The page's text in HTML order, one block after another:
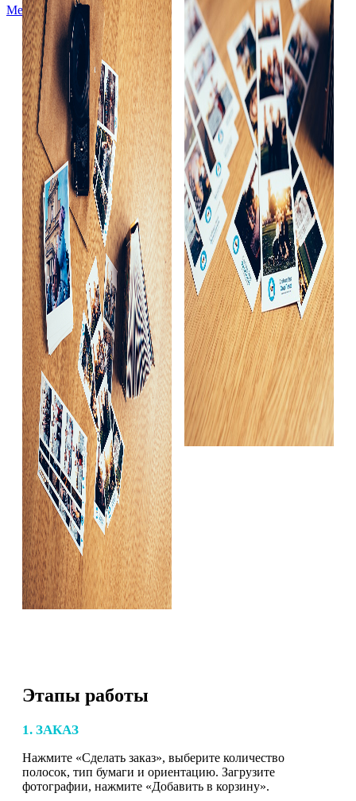
Меню
Этапы работы
1. ЗАКАЗ
Нажмите «Сделать заказ», выберите количество
полосок, тип бумаги и ориентацию. Загрузите
фотографии, нажмите «Добавить в корзину».